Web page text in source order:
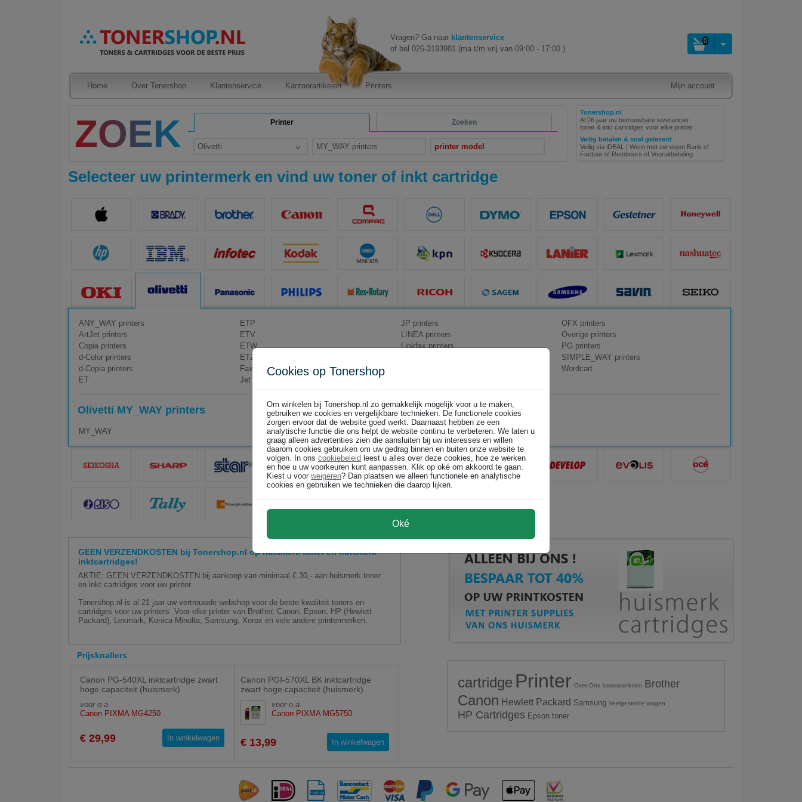
Vragen? Ga naar klantenservice
of bel 026-3193981 (ma t/m vrij van 09:00 - 17:00 )
0
Home Over Tonershop Klantenservice Kantoorartikelen Printers Mijn account
Printer Zoeken
Olivetti MY_WAY printers printer model
Tonershop.nl
Al 26 jaar uw betrouwbare leverancier:
toner & inkt cartridges voor elke printer
Veilig betalen & snel geleverd
Veilig via iDEAL | Wero met uw eigen Bank of
Factuur of Rembours of Vooruitbetaling.
Selecteer uw printermerk en vind uw toner of inkt cartridge
ANY_WAY printers
ArtJet printers
Copia printers
d-Color printers
d-Copia printers
ET
ETP
ETV
ETW
ETZ
Fax Lab printers
Jet Lab printers
JP printers
LINEA printers
Linkfax printers
OFX printers
Overige printers
PG printers
SIMPLE_WAY printers
Wordcart
Olivetti MY_WAY printers
MY_WAY MY_WAY plus
GEEN VERZENDKOSTEN bij Tonershop.nl op huismerk toner en huismerk
inktcartridges!
AKTIE: GEEN VERZENDKOSTEN bij aankoop van minimaal € 30,- aan huismerk toner
en inkt cartridges voor uw printer.
Tonershop.nl is al 21 jaar uw vertrouwde webshop voor de beste kwaliteit toners en
cartridges voor uw printers. Voor elke printer van Brother, Canon, Epson, HP (Hewlett
Packard), Lexmark, Konica Minolta, Samsung, Xerox en vele andere printermerken.
Prijsknallers
Canon PG-540XL inktcartridge zwart
hoge capaciteit (huismerk)
voor o.a.
Canon PIXMA MG4250
€ 29,99 In winkelwagen
Canon PGI-570XL BK inktcartridge
zwart hoge capaciteit (huismerk)
voor o.a.
Canon PIXMA MG5750
€ 13,99 In winkelwagen
cartridge Printer Over Ons kantoorartikelen Brother
Canon Hewlett Packard Samsung Veelgestelde vragen
HP Cartridges Epson toner
Cookies op Tonershop
Om winkelen bij Tonershop.nl zo gemakkelijk mogelijk voor u te maken,
gebruiken we cookies en vergelijkbare technieken. De functionele cookies
zorgen ervoor dat de website goed werkt. Daarnaast hebben ze een
analytische functie die ons helpt de website continu te verbeteren. We laten u
graag alleen advertenties zien die aansluiten bij uw interesses en willen
daarom cookies gebruiken om uw gedrag binnen en buiten onze website te
volgen. In ons cookiebeleid leest u alles over deze cookies, hoe ze werken
en hoe u uw voorkeuren kunt aanpassen. Klik op oké om akkoord te gaan.
Kiest u voor weigeren? Dan plaatsen we alleen functionele en analytische
cookies en gebruiken we technieken die daarop lijken.
Oké